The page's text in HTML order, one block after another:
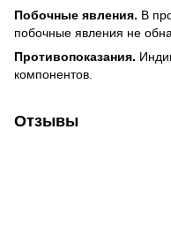
Побочные явления. В
побочные явления не
Противопоказания.
компонентов.
Отзывы